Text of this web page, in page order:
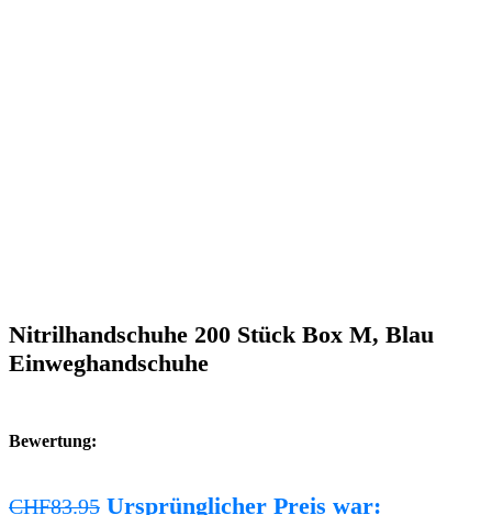
Nitrilhandschuhe 200 Stück Box M, Blau
Einweghandschuhe
Bewertung:
CHF83.95 Ursprünglicher Preis war: